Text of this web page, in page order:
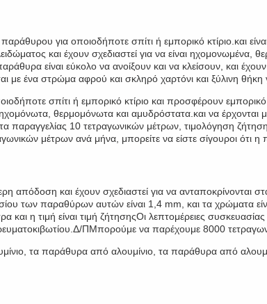
για οποιοδήποτε σπίτι ή εμπορικό κτίριο.και
και έχουν σχεδιαστεί για να είναι ηχομονωμένα,
είναι εύκολο να ανοίξουν και να κλείσουν, και
ένα στρώμα αφρού και σκληρό χαρτόνι και ξύλινη
σπίτι ή εμπορικό κτίριο και προσφέρουν
θερμομόνωτα και αμυδρόστατα.και να έρχονται
παραγγελίας 10 τετραγωνικών μέτρων, τιμολόγηση
μέτρων ανά μήνα, μπορείτε να είστε σίγουροι ότι
και έχουν σχεδιαστεί για να ανταποκρίνονται
των παραθύρων αυτών είναι 1,4 mm, και τα χρώματα
και η τιμή είναι τιμή ζήτησηςΟι λεπτομέρειες
ΠΜπορούμε να παρέχουμε 8000
τα παράθυρα από αλουμίνιο, τα παράθυρα από